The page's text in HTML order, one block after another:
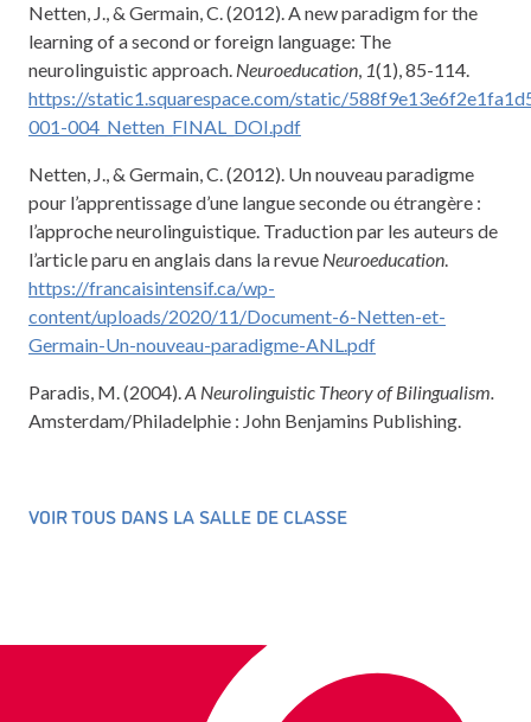
Netten, J., & Germain, C. (2012). A new paradigm for the
learning of a second or foreign language: The
neurolinguistic approach. Neuroeducation, 1(1), 85-114.
https://static1.squarespace.com/static/
001-004_Netten_FINAL_DOI.pdf
Netten, J., & Germain, C. (2012). Un nouveau paradigme
pour l’apprentissage d’une langue seconde ou étrangère :
l’approche neurolinguistique. Traduction par les auteurs de
l’article paru en anglais dans la revue Neuroeducation.
https://francaisintensif.ca/wp-
content/uploads/2020/11/Document-6-Netten-et-
Germain-Un-nouveau-paradigme-ANL.pdf
Paradis, M. (2004).A Neurolinguistic Theory of Bilingualism.
Amsterdam/Philadelphie : John Benjamins Publishing.
VOIR TOUS DANS LA SALLE DE CLASSE